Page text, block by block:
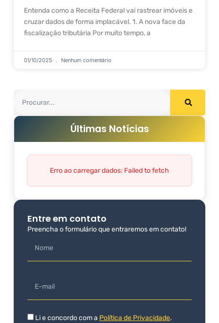
Entenda como a Receita Federal vai rastrear imóveis e
cruzar dados de forma implacável. 1. A nova face da
fiscalização tributária Por muito tempo, a
01/10/2025 Nenhum comentário
Últimas Notícias
Erro ao carregar dados: Failed to fetch
Entre em contato
Preencha o formulário que entraremos em contato!
Li e concordo com a Política de Privacidade.